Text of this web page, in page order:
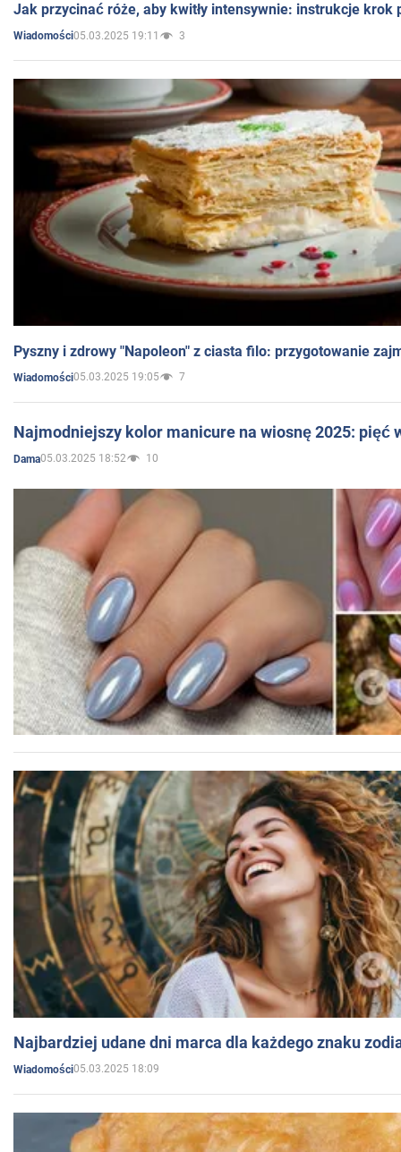
Jak przycinać róże, aby kwitły intensywnie: instrukcje krok
Wiadomości05.03.2025 19:11 3
Pyszny i zdrowy "Napoleon" z ciasta filo: przygotowanie
Wiadomości05.03.2025 19:05 7
Najmodniejszy kolor manicure na wiosnę 2025: pięć
Dama05.03.2025 18:52 10
Najbardziej udane dni marca dla każdego znaku
Wiadomości05.03.2025 18:09